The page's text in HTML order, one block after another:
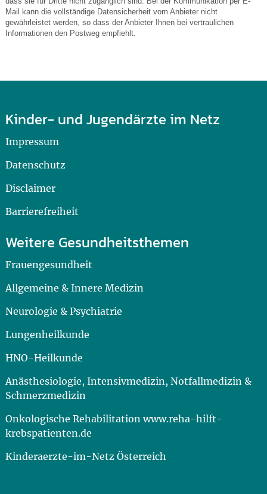
Mail kann die vollständige Datensicherheit vom Anbieter nicht
gewährleistet werden, so dass der Anbieter Ihnen bei vertraulichen
Informationen den Postweg empfiehlt.
Kinder- und Jugendärzte im Netz
Impressum
Datenschutz
Disclaimer
Barrierefreiheit
Weitere Gesundheitsthemen
Frauengesundheit
Allgemeine & Innere Medizin
Neurologie & Psychiatrie
Lungenheilkunde
HNO-Heilkunde
Anästhesiologie, Intensivmedizin, Notfallmedizin &
Schmerzmedizin
Onkologische Rehabilitation www.reha-hilft-
krebspatienten.de
Kinderaerzte-im-Netz Österreich